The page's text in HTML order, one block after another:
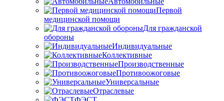
Первой
медицинской помощи
Для гражданской
обороны
Индивидуальные
Коллективные
Производственные
Противоожоговые
Универсальные
Отраслевые